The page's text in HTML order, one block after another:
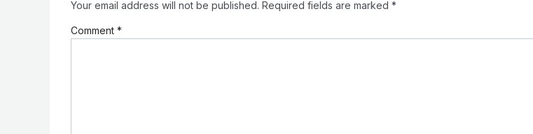
Your email address will not be published. Required fields are marked *
Comment *